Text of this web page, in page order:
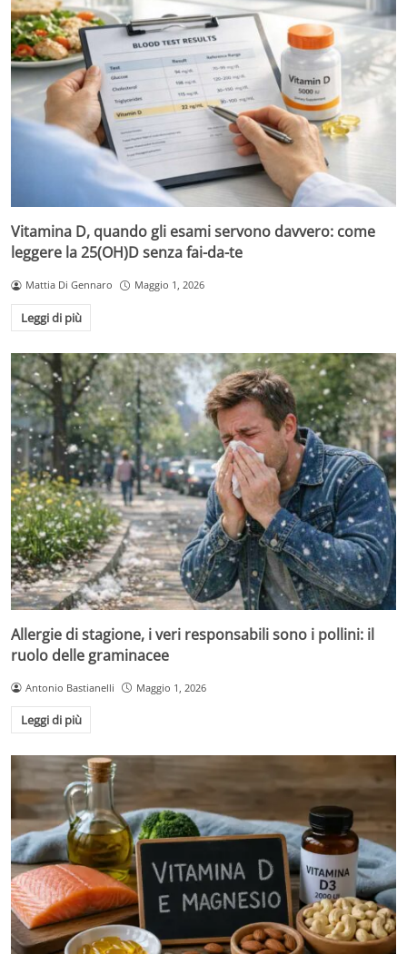
Vitamina D, quando gli esami servono davvero: come
leggere la 25(OH)D senza fai-da-te
Mattia Di Gennaro Maggio 1, 2026
Leggi di più
Allergie di stagione, i veri responsabili sono i pollini: il
ruolo delle graminacee
Antonio Bastianelli Maggio 1, 2026
Leggi di più